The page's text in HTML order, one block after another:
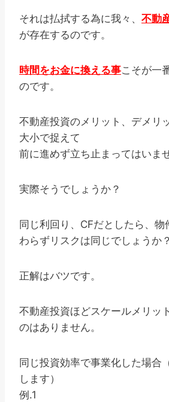
それは払拭する為に我々、 不動
が存在するのです。
時間をお金に換える事こそが一
のです。
不動産投資のメリット、デメリ
大小で捉えて
前に進めず立ち止まってはいま
実際そうでしょうか？
同じ利回り、CFだとしたら、物
わらずリスクは同じでしょうか？
正解はバツです。
不動産投資ほどスケールメリッ
のはありません。
同じ投資効率で事業化した場合
します）
例.1